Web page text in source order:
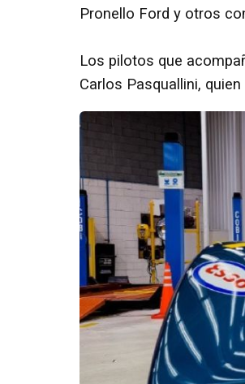
Pronello Ford y otros
Los pilotos que
Carlos Pasquallini,